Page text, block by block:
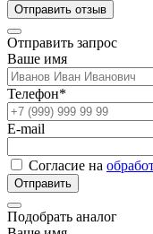
Отправить отзыв
Отправить запрос
Ваше имя
Телефон*
E-mail
Согласие на
Отправить
Подобрать аналог